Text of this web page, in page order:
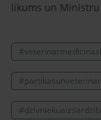
likums un